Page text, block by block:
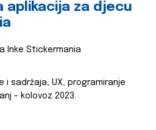
aplikacija za djecu
Inke Stickermania
i sadržaja, UX, programiranje
- kolovoz 2023.